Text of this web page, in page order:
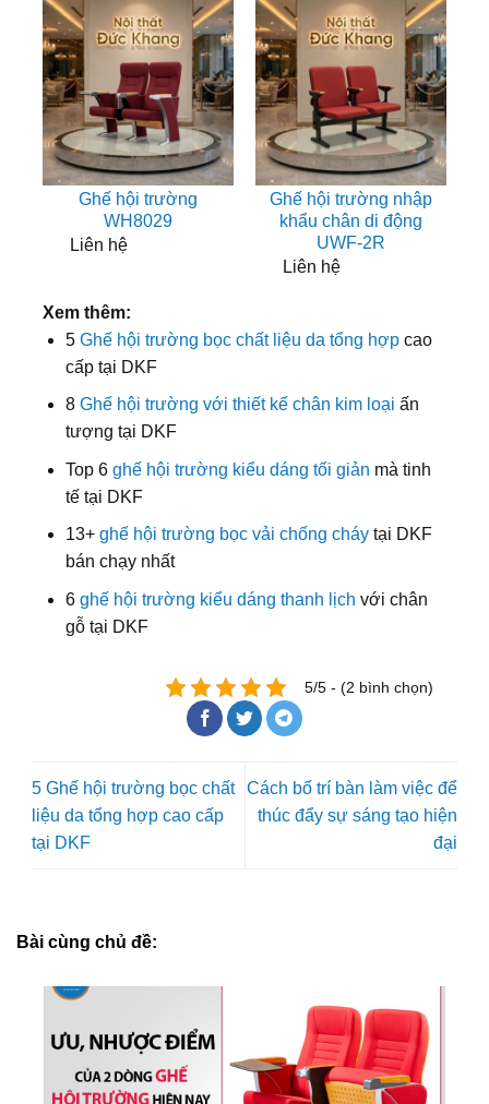
Ghế hội trường
WH8029
Liên hệ
Ghế hội trường nhập
khẩu chân di động
UWF-2R
Liên hệ
Xem thêm:
5 Ghế hội trường bọc chất liệu da tổng hợpcao
cấp tại DKF
8 Ghế hội trường với thiết kế chân kim loại ấn
tượng tại DKF
Top 6 ghế hội trường kiểu dáng tối giản mà tinh
tế tại DKF
13+ ghế hội trường bọc vải chống cháytại DKF
bán chạy nhất
6 ghế hội trường kiểu dáng thanh lịch với chân
gỗ tại DKF
5/5 - (2 bình chọn)
5 Ghế hội trường bọc chất
liệu da tổng hợp cao cấp
tại DKF
Cách bố trí bàn làm việc để
thúc đẩy sự sáng tạo hiện
đại
Bài cùng chủ đề: